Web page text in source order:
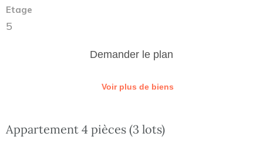
Etage
5
Demander le plan
Voir plus de biens
Appartement 4 pièces (3 lots)